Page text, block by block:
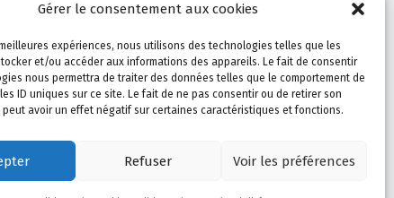
Gérer le consentement aux cookies
expériences, nous utilisons des technologies telles que les
et/ou accéder aux informations des appareils. Le fait de consentir
nous permettra de traiter des données telles que le comportement de
ID uniques sur ce site. Le fait de ne pas consentir ou de retirer son
avoir un effet négatif sur certaines caractéristiques et fonctions.
Refuser Voir les préférences
Linkedin
Facebook
X.com Back to top ↑